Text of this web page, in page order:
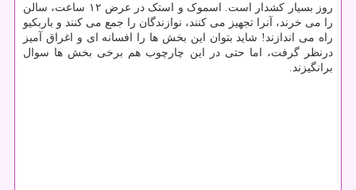
روز بسیار کشدار است. اسموک و استک در عرض ۱۲ ساعت، سالن
را می خرند، آنرا تجهیز می کنند، نوازندگان را جمع می کنند و باربکیو
راه می اندازند! شاید بتوان این بخش ها را افسانه ای و اغراق آمیز
درنظر گرفت، اما حتی در این چارچوب هم برخی بخش ها سوال
برانگیزند.